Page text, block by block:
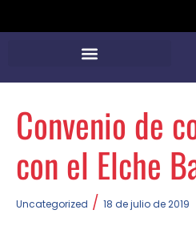
Convenio de
con el Elche
Uncategorized / 18 de julio de 2019